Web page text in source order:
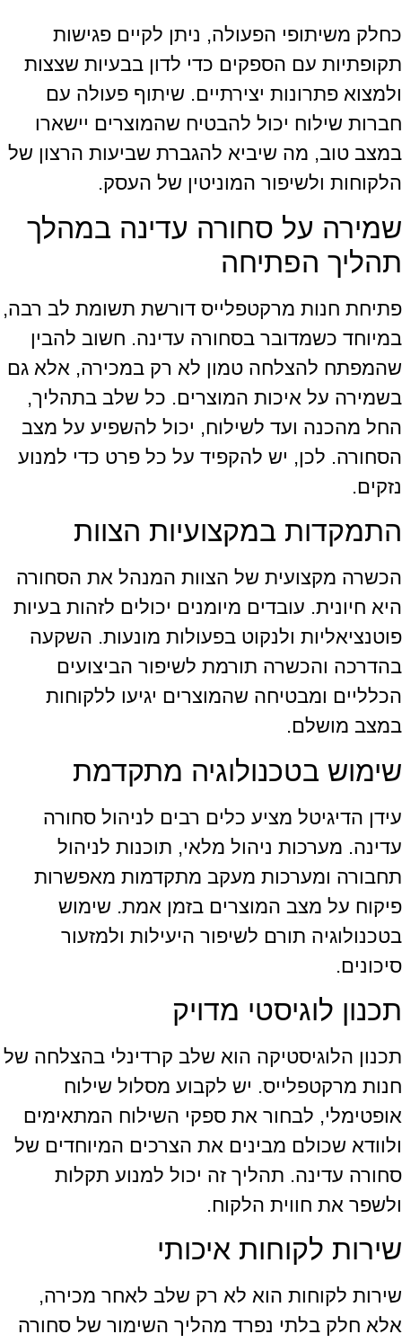
כחלק משיתופי הפעולה, ניתן לקיים פגישות
תקופתיות עם הספקים כדי לדון בבעיות שצצות
ולמצוא פתרונות יצירתיים. שיתוף פעולה עם
חברות שילוח יכול להבטיח שהמוצרים יישארו
במצב טוב, מה שיביא להגברת שביעות הרצון של
הלקוחות ולשיפור המוניטין של העסק.
שמירה על סחורה עדינה במהלך
תהליך הפתיחה
פתיחת חנות מרקטפלייס דורשת תשומת לב רבה,
במיוחד כשמדובר בסחורה עדינה. חשוב להבין
שהמפתח להצלחה טמון לא רק במכירה, אלא גם
בשמירה על איכות המוצרים. כל שלב בתהליך,
החל מהכנה ועד לשילוח, יכול להשפיע על מצב
הסחורה. לכן, יש להקפיד על כל פרט כדי למנוע
נזקים.
התמקדות במקצועיות הצוות
הכשרה מקצועית של הצוות המנהל את הסחורה
היא חיונית. עובדים מיומנים יכולים לזהות בעיות
פוטנציאליות ולנקוט בפעולות מונעות. השקעה
בהדרכה והכשרה תורמת לשיפור הביצועים
הכלליים ומבטיחה שהמוצרים יגיעו ללקוחות
במצב מושלם.
שימוש בטכנולוגיה מתקדמת
עידן הדיגיטל מציע כלים רבים לניהול סחורה
עדינה. מערכות ניהול מלאי, תוכנות לניהול
תחבורה ומערכות מעקב מתקדמות מאפשרות
פיקוח על מצב המוצרים בזמן אמת. שימוש
בטכנולוגיה תורם לשיפור היעילות ולמזעור
סיכונים.
תכנון לוגיסטי מדויק
תכנון הלוגיסטיקה הוא שלב קרדינלי בהצלחה של
חנות מרקטפלייס. יש לקבוע מסלול שילוח
אופטימלי, לבחור את ספקי השילוח המתאימים
ולוודא שכולם מבינים את הצרכים המיוחדים של
סחורה עדינה. תהליך זה יכול למנוע תקלות
ולשפר את חווית הלקוח.
שירות לקוחות איכותי
שירות לקוחות הוא לא רק שלב לאחר מכירה,
אלא חלק בלתי נפרד מהליך השימור של סחורה